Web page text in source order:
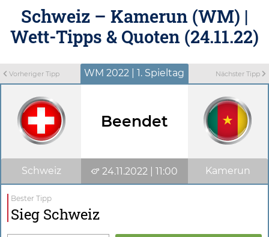
Schweiz – Kamerun (WM) |
Wett-Tipps & Quoten (24.11.22)
Vorheriger Tipp WM 2022 | 1. Spieltag Nächster Tipp
Beendet
Schweiz 24.11.2022 | 11:00 Kamerun
Bester Tipp
Sieg Schweiz